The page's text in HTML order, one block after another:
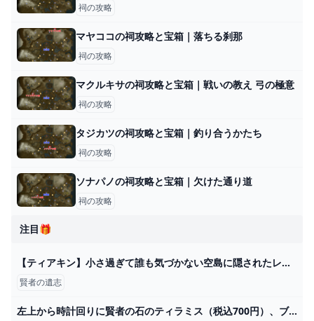
祠の攻略
マヤココの祠攻略と宝箱｜落ちる刹那
祠の攻略
マクルキサの祠攻略と宝箱｜戦いの教え 弓の極意
祠の攻略
タジカツの祠攻略と宝箱｜釣り合うかたち
祠の攻略
ソナパノの祠攻略と宝箱｜欠けた通り道
祠の攻略
注目🎁
【ティアキン】小さ過ぎて誰も気づかない空島に隠されたレア宝箱！賢者の遺志や古びた地図などのレアアイテムをとりにいこう！ - YouTube
賢者の遺志
左上から時計回りに賢者の石のティラミス（税込700円）、ブラウニーボックス（税込800円）、ハグリッドのバースデーチーズケーキ（税込900円）、ニフラーのチョコレートムース（税込900円）。 - ハリポタ体験型施設はフードも充実！寮別プレート、ヘドウィグやニフラーのデザートも 画像ギャラリー 4/12 - 映画ナタリー